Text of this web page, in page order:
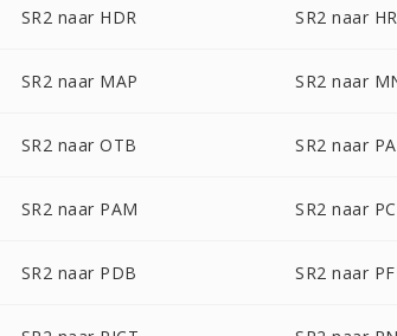
SR2 naar HDR SR2 naar
SR2 naar MAP SR2 naar
SR2 naar OTB SR2 naar
SR2 naar PAM SR2 naar
SR2 naar PDB SR2 naar